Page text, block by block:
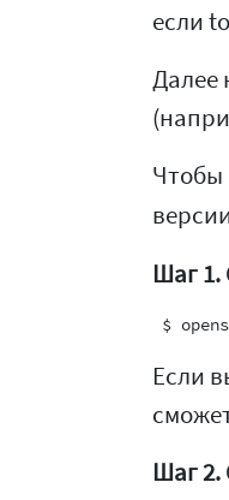
если
Далее
Чтобы
Шаг 1.
Если
Шаг 2.